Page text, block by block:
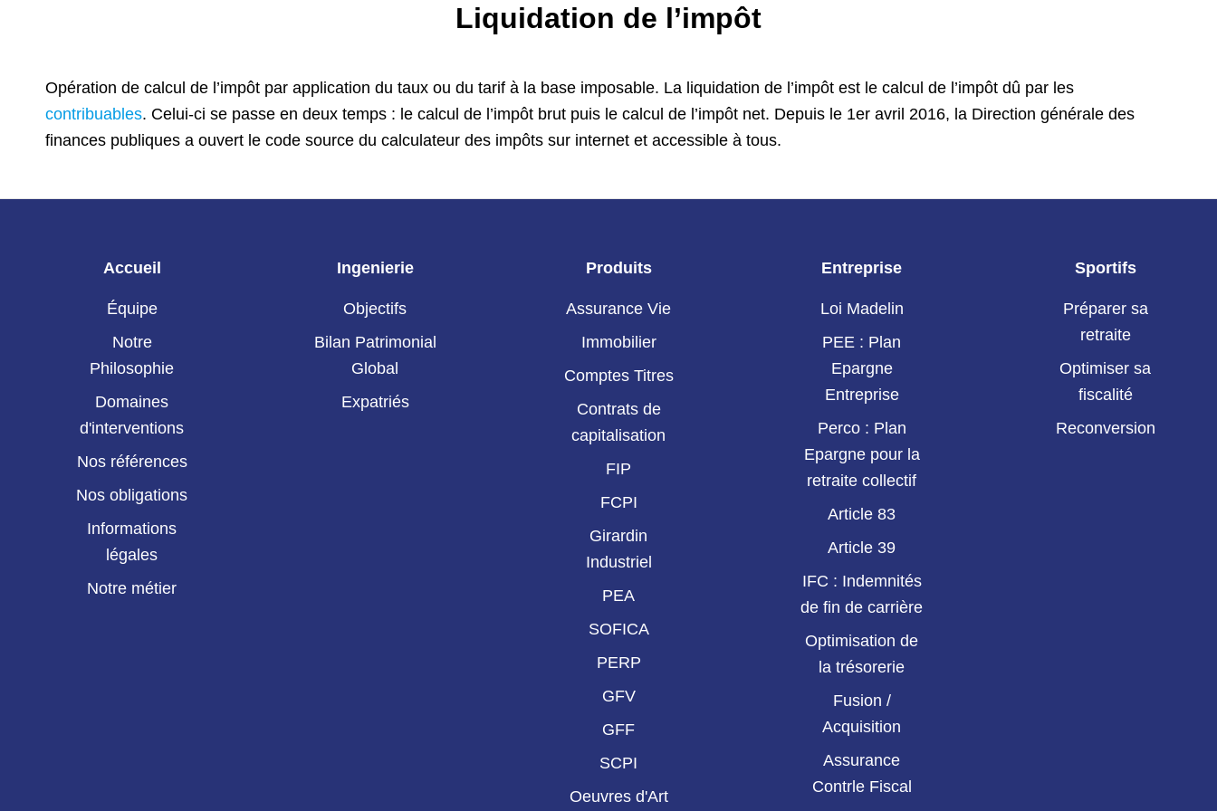
Liquidation de l’impôt
Opération de calcul de l’impôt par application du taux ou du tarif à la base imposable. La liquidation de l’impôt est le calcul de l’impôt dû par les
contribuables. Celui-ci se passe en deux temps : le calcul de l’impôt brut puis le calcul de l’impôt net. Depuis le 1er avril 2016, la Direction générale des
finances publiques a ouvert le code source du calculateur des impôts sur internet et accessible à tous.
Accueil
Équipe
Notre
Philosophie
Domaines
d'interventions
Nos références
Nos obligations
Informations
légales
Notre métier
Ingenierie
Objectifs
Bilan Patrimonial
Global
Expatriés
Produits
Assurance Vie
Immobilier
Comptes Titres
Contrats de
capitalisation
FIP
FCPI
Girardin
Industriel
PEA
SOFICA
PERP
GFV
GFF
SCPI
Oeuvres d'Art
Entreprise
Loi Madelin
PEE : Plan
Epargne
Entreprise
Perco : Plan
Epargne pour la
retraite collectif
Article 83
Article 39
IFC : Indemnités
de fin de carrière
Optimisation de
la trésorerie
Fusion /
Acquisition
Assurance
Contrle Fiscal
Sportifs
Préparer sa
retraite
Optimiser sa
fiscalité
Reconversion